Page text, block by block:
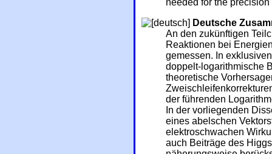
Deutsche
An den zukünftigen
Reaktionen bei
gemessen. In
doppelt-logarithmische
theoretische
der führenden
In der vorliegenden
eines abelschen
elektroschwachen
auch Beiträge des